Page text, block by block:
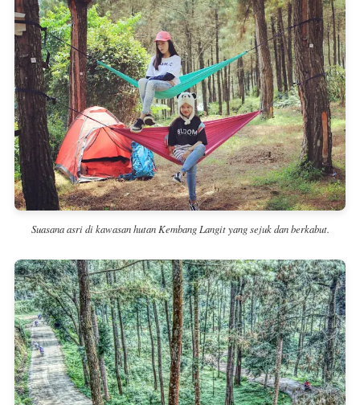
Suasana asri di kawasan hutan Kembang Langit yang sejuk dan berkabut.